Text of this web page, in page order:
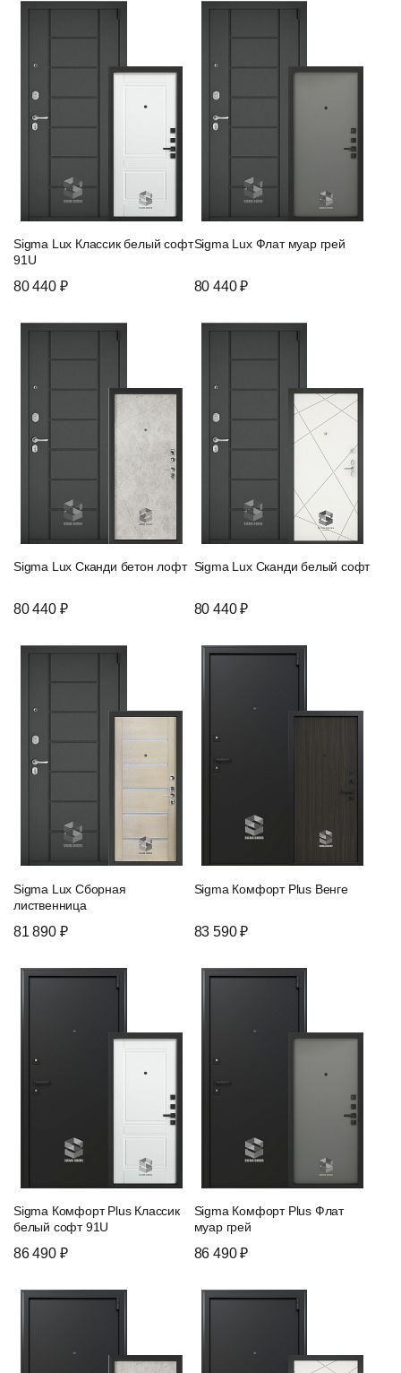
Sigma Lux Классик белый софт
91U
80 440 ₽
Sigma Lux Флат муар грей
80 440 ₽
Sigma Lux Сканди бетон лофт
80 440 ₽
Sigma Lux Сканди белый софт
80 440 ₽
Sigma Lux Сборная
лиственница
81 890 ₽
Sigma Комфорт Plus Венге
83 590 ₽
Sigma Комфорт Plus Классик
белый софт 91U
86 490 ₽
Sigma Комфорт Plus Флат
муар грей
86 490 ₽